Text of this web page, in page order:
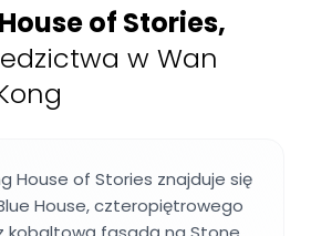
of Stories,
w Wan
House of Stories znajduje się
House, czteropiętrowego